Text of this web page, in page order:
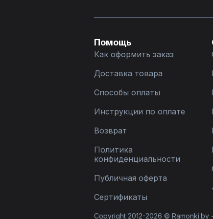
Помощь
Как оформить заказ
Доставка товара
Способы оплаты
Инструкции по оплате
Возврат
Политика
конфиденциальности
Публичная оферта
Сертификаты
Copyright 2012-2026 ©